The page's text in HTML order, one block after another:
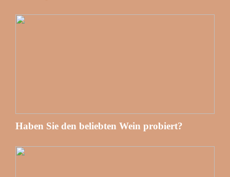
Haben Sie den beliebten Wein probiert?